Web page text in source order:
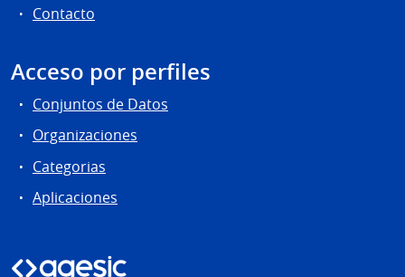
Contacto
Acceso por perfiles
Conjuntos de Datos
Organizaciones
Categorias
Aplicaciones